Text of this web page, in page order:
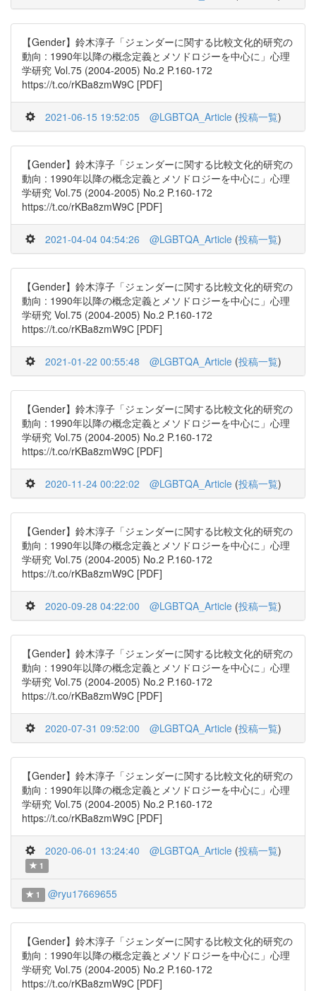
【Gender】鈴木淳子「ジェンダーに関する比較文化的研究の
動向 : 1990年以降の概念定義とメソドロジーを中心に」心理
学研究 Vol.75 (2004-2005) No.2 P.160-172
https://t.co/rKBa8zmW9C [PDF]
2021-06-15 19:52:05 @LGBTQA_Article (投稿一覧)
【Gender】鈴木淳子「ジェンダーに関する比較文化的研究の
動向 : 1990年以降の概念定義とメソドロジーを中心に」心理
学研究 Vol.75 (2004-2005) No.2 P.160-172
https://t.co/rKBa8zmW9C [PDF]
2021-04-04 04:54:26 @LGBTQA_Article (投稿一覧)
【Gender】鈴木淳子「ジェンダーに関する比較文化的研究の
動向 : 1990年以降の概念定義とメソドロジーを中心に」心理
学研究 Vol.75 (2004-2005) No.2 P.160-172
https://t.co/rKBa8zmW9C [PDF]
2021-01-22 00:55:48 @LGBTQA_Article (投稿一覧)
【Gender】鈴木淳子「ジェンダーに関する比較文化的研究の
動向 : 1990年以降の概念定義とメソドロジーを中心に」心理
学研究 Vol.75 (2004-2005) No.2 P.160-172
https://t.co/rKBa8zmW9C [PDF]
2020-11-24 00:22:02 @LGBTQA_Article (投稿一覧)
【Gender】鈴木淳子「ジェンダーに関する比較文化的研究の
動向 : 1990年以降の概念定義とメソドロジーを中心に」心理
学研究 Vol.75 (2004-2005) No.2 P.160-172
https://t.co/rKBa8zmW9C [PDF]
2020-09-28 04:22:00 @LGBTQA_Article (投稿一覧)
【Gender】鈴木淳子「ジェンダーに関する比較文化的研究の
動向 : 1990年以降の概念定義とメソドロジーを中心に」心理
学研究 Vol.75 (2004-2005) No.2 P.160-172
https://t.co/rKBa8zmW9C [PDF]
2020-07-31 09:52:00 @LGBTQA_Article (投稿一覧)
【Gender】鈴木淳子「ジェンダーに関する比較文化的研究の
動向 : 1990年以降の概念定義とメソドロジーを中心に」心理
学研究 Vol.75 (2004-2005) No.2 P.160-172
https://t.co/rKBa8zmW9C [PDF]
2020-06-01 13:24:40 @LGBTQA_Article (投稿一覧)
1
1 @ryu17669655
【Gender】鈴木淳子「ジェンダーに関する比較文化的研究の
動向 : 1990年以降の概念定義とメソドロジーを中心に」心理
学研究 Vol.75 (2004-2005) No.2 P.160-172
https://t.co/rKBa8zmW9C [PDF]